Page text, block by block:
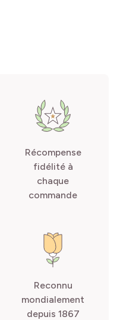
Récompense
fidélité à
chaque
commande
Reconnu
mondialement
depuis 1867